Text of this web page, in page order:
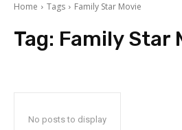
Home Tags Family Star Movie
Tag: Family Star
No posts to display